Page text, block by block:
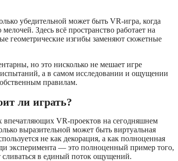
убедительной может быть VR-игра, когда
Здесь всё пространство работает на
геометрические изгибы заменяют сюжетные
но это нисколько не мешает игре
а в самом исследовании и ощущении
правилам.
ли играть?
впечатляющих VR-проектов на сегодняшнем
выразительной может быть виртуальная
не как декорация, а как полноценная
эксперимента — это полноценный пример того,
сливаться в единый поток ощущений.